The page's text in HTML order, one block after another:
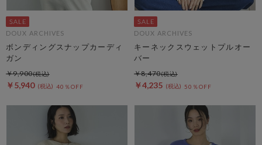
DOUX ARCHIVES
ボンディングスナップカーディ
ガン
￥5,940 40％OFF
￥9,900
DOUX ARCHIVES
キーネックスウェットプルオー
バー
￥4,235 50％OFF
￥8,470